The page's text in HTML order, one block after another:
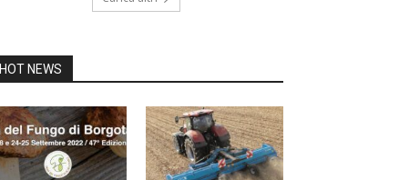
HOT NEWS